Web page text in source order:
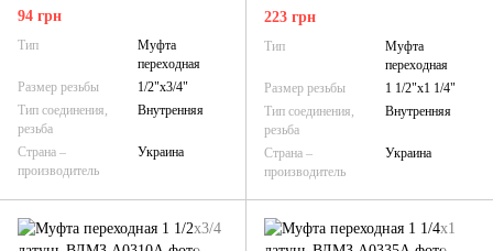
94 грн
Тип
Муфта
переходная
Размер резьбы
1/2"х3/4"
Тип соединения,
резьба
Внутренняя
Страна –
производитель
Украина
223 грн
Тип
Муфта
переходная
Размер резьбы
1 1/2"х1 1/4"
Тип соединения,
резьба
Внутренняя
Страна –
производитель
Украина